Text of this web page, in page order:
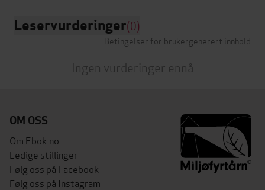
Leservurderinger(0)
Betingelser for brukergenerert innhold
Ingen vurderinger ennå
OM OSS
Om Ebok.no
Ledige stillinger
Følg oss på Facebook
Følg oss på Instagram